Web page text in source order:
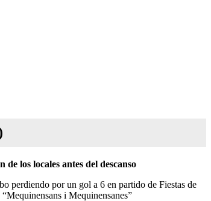
los locales antes del descanso
perdiendo por un gol a 6 en partido de Fiestas de
i Mequinensanes”